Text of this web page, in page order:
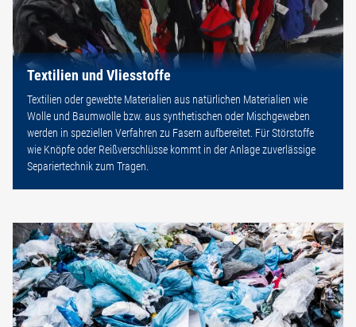
Textilien und Vliesstoffe
Textilien oder gewebte Materialien aus natürlichen Materialien wie
Wolle und Baumwolle bzw. aus synthetischen oder Mischgeweben
werden in speziellen Verfahren zu Fasern aufbereitet. Für Störstoffe
wie Knöpfe oder Reißverschlüsse kommt in der Anlage zuverlässige
Separiertechnik zum Tragen.